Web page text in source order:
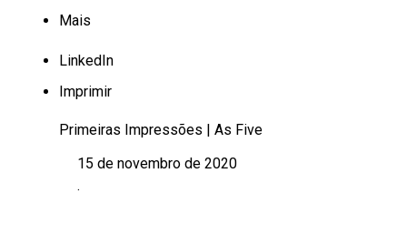
Mais
LinkedIn
Imprimir
Primeiras Impressões | As Five
Data15 de novembro de 2020
Em relação a
.